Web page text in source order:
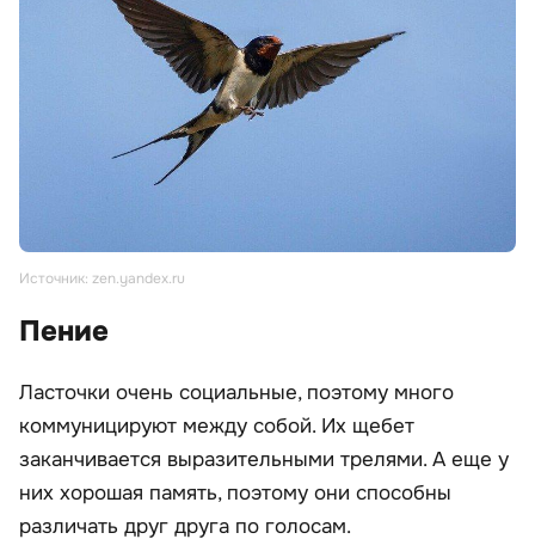
Источник: zen.yandex.ru
Пение
Ласточки очень социальные, поэтому много
коммуницируют между собой. Их щебет
заканчивается выразительными трелями. А еще у
них хорошая память, поэтому они способны
различать друг друга по голосам.